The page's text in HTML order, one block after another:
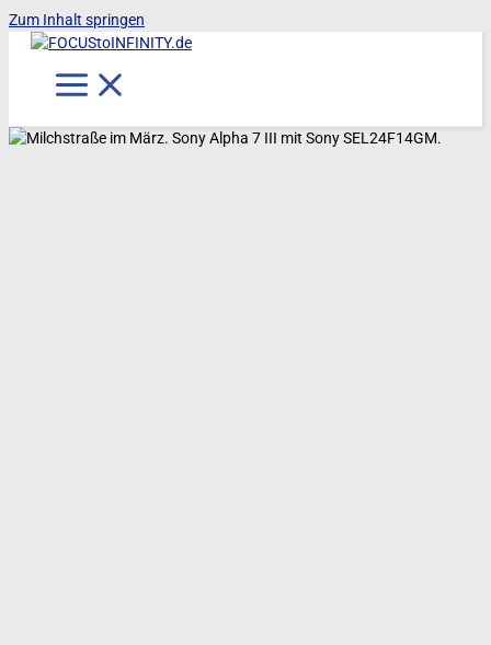
Zum Inhalt springen